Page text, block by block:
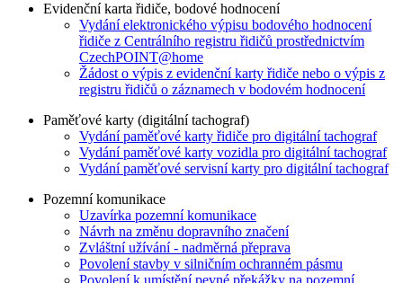
Evidenční karta řidiče, bodové hodnocení
Vydání elektronického výpisu bodového hodnocení
řidiče z Centrálního registru řidičů prostřednictvím
CzechPOINT@home
Žádost o výpis z evidenční karty řidiče nebo o výpis z
registru řidičů o záznamech v bodovém hodnocení
Paměťové karty (digitální tachograf)
Vydání paměťové karty řidiče pro digitální tachograf
Vydání paměťové karty vozidla pro digitální tachograf
Vydání paměťové servisní karty pro digitální tachograf
Pozemní komunikace
Uzavírka pozemní komunikace
Návrh na změnu dopravního značení
Zvláštní užívání - nadměrná přeprava
Povolení stavby v silničním ochranném pásmu